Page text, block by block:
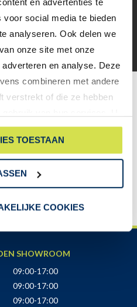
en advertenties te
social media te bieden
analyseren. Ook delen we
onze site met onze
en analyse. Deze
combineren met andere
verstrekt of die ze hebben
als u onze website blijft
TOESTAAN
COOKIES
en noesten versterken het
hout.
een unieke nerf en structuur,
unicaat.
de LIGNUM-serie zowel bij
of neem contact met ons op.
SHOWROOM
09:00-17:00
09:00-17:00
09:00-17:00